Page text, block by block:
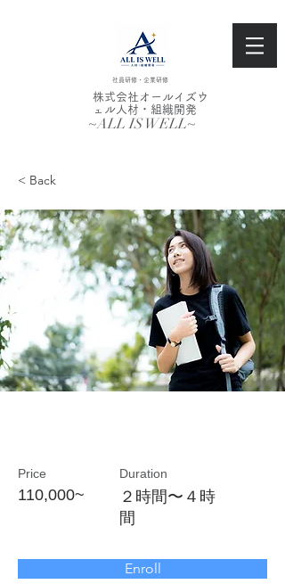
社員研修・企業研修
株式会社オールイズウ
ェル人材・組織開発
~ALL IS WELL~
< Back
Price
110,000~
Duration
２時間〜４時
間
Enroll